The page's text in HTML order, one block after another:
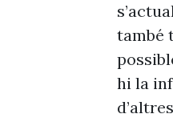
també
hi la